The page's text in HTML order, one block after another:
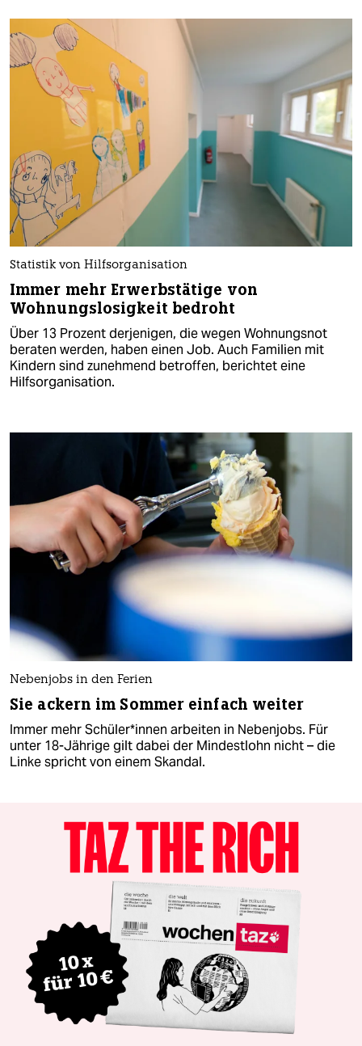
Statistik von Hilfsorganisation
Immer mehr Erwerbstätige von
Wohnungslosigkeit bedroht
Über 13 Prozent derjenigen, die wegen Wohnungsnot
beraten werden, haben einen Job. Auch Familien mit
Kindern sind zunehmend betroffen, berichtet eine
Hilfsorganisation.
Nebenjobs in den Ferien
Sie ackern im Sommer einfach weiter
Immer mehr Schü­le­r*in­nen arbeiten in Nebenjobs. Für
unter 18-Jährige gilt dabei der Mindestlohn nicht – die
Linke spricht von einem Skandal.